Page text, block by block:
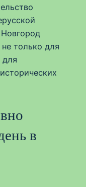
только для
для
в